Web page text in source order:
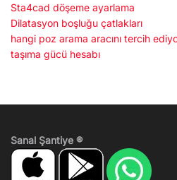
Sta4cad döşeme ayarlama
Dilatasyon boşluğu çatlakları
hangi poz arama aracını tercih
taşıma gücü hesabı
Sanal Şantiye ®